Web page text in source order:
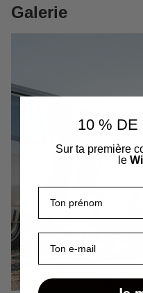
Galerie
10 % DE
Sur ta première
le
Prénom
E-mail